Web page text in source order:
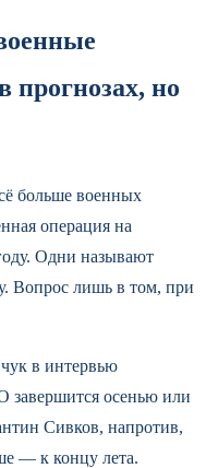
прогнозах, но
больше военных
операция на
Одни называют
Вопрос лишь в том, при
в интервью
завершится осенью или
Сивков, напротив,
— к концу лета.